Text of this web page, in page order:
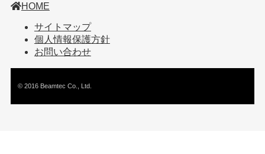
HOME
サイトマップ
個人情報保護方針
お問い合わせ
© 2016 Beamtec Co., Ltd.